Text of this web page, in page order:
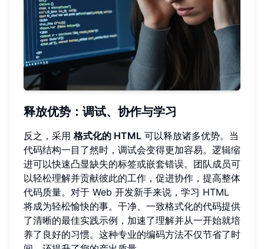
释放优势：调试、协作与学习
反之，采用 格式化的 HTML 可以释放诸多优势。当
代码结构一目了然时，调试会变得更加容易。逻辑缩
进可以快速凸显缺失的标签或嵌套错误。团队成员可
以轻松理解并贡献彼此的工作，促进协作，提高整体
代码质量。对于 Web 开发新手来说，学习 HTML
将成为轻松愉快的事。干净、一致格式化的代码提供
了清晰的最佳实践示例，加速了理解并从一开始就培
养了良好的习惯。这种专业的编码方法不仅节省了时